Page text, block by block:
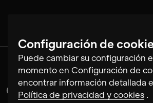
Configuración de
Puede cambiar su configuración
momento en Configuración de
encontrar información detallada
Política de privacidad y cookies .
Colaboraciones con